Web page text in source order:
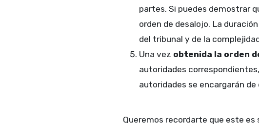
partes. Si puedes demostrar
orden de desalojo. La
del tribunal y de la
Una vez obtenida la orden
autoridades
autoridades se encargarán
Queremos recordarte que este